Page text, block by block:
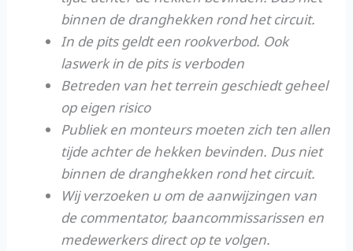
binnen de dranghekken rond het circuit.
In de pits geldt een rookverbod. Ook
laswerk in de pits is verboden
Betreden van het terrein geschiedt geheel
op eigen risico
Publiek en monteurs moeten zich ten allen
tijde achter de hekken bevinden. Dus niet
binnen de dranghekken rond het circuit.
Wij verzoeken u om de aanwijzingen van
de commentator, baancommissarissen en
medewerkers direct op te volgen.